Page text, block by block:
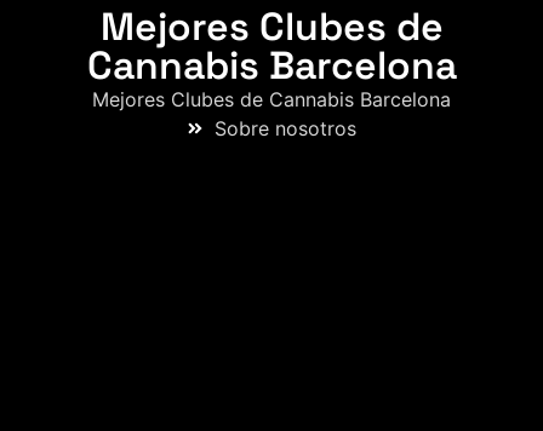
Mejores Clubes de
Cannabis Barcelona
Mejores Clubes de Cannabis Barcelona
Sobre nosotros